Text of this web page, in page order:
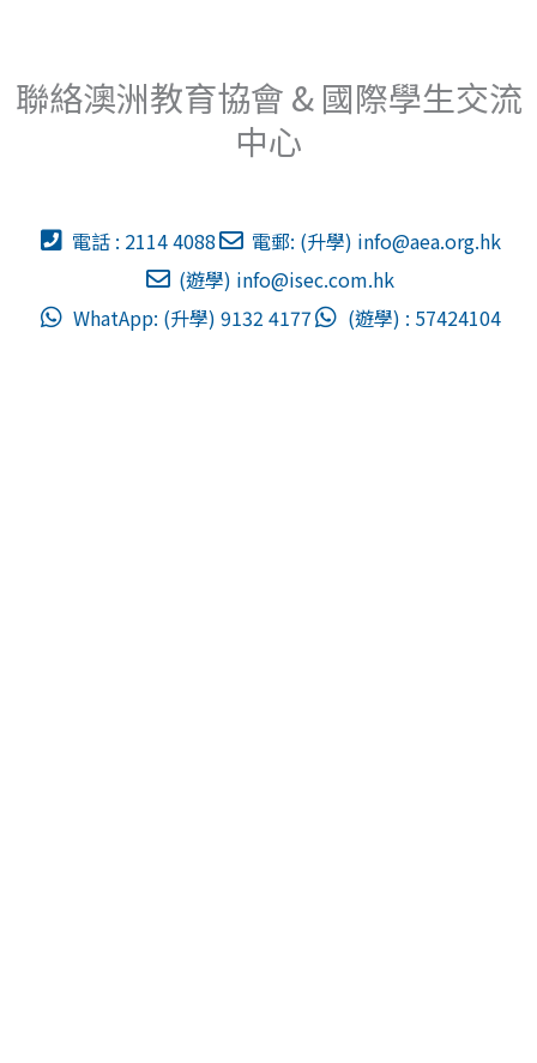
聯絡澳洲教育協會 & 國際學生交流
中心
電話 : 2114 4088 電郵: (升學) info@aea.org.hk
(遊學) info@isec.com.hk
WhatApp: (升學) 9132 4177
(遊學) : 57424104